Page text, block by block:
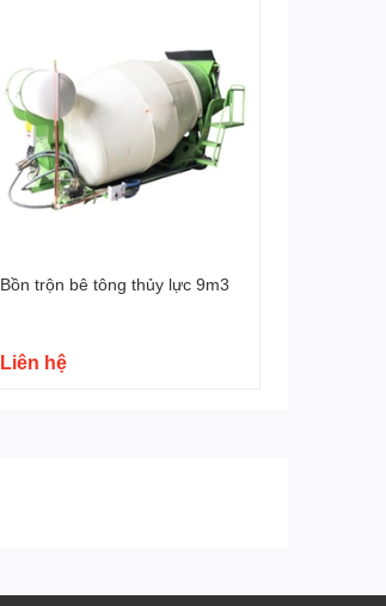
Bồn trộn bê tông thủy lực 9m3
Liên hệ